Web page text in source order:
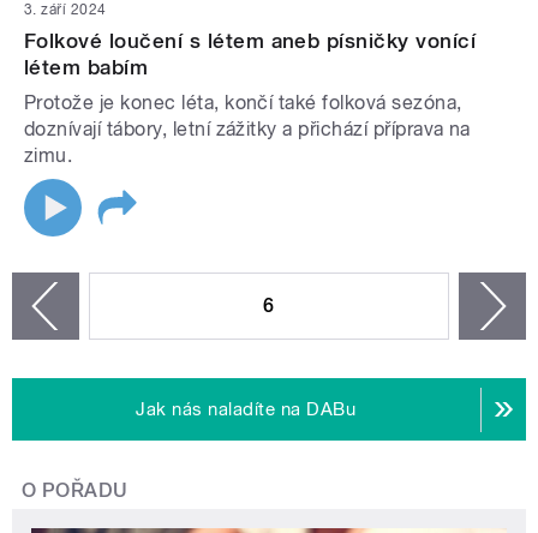
3. září 2024
Folkové loučení s létem aneb písničky vonící
létem babím
Protože je konec léta, končí také folková sezóna,
doznívají tábory, letní zážitky a přichází příprava na
zimu.
6
Jak nás naladíte na DABu
O POŘADU